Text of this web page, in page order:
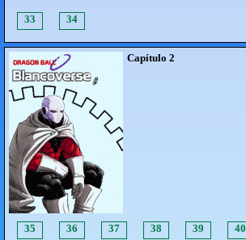
33 34
Capítulo 2
35 36 37 38 39 40